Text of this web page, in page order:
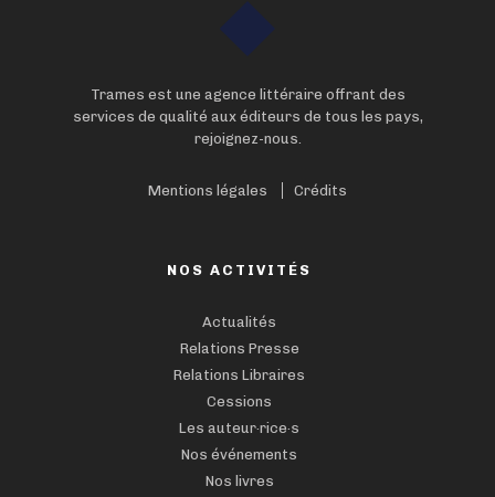
Trames est une agence littéraire offrant des
services de qualité aux éditeurs de tous les pays,
rejoignez-nous.
Mentions légales Crédits
NOS ACTIVITÉS
Actualités
Relations Presse
Relations Libraires
Cessions
Les auteur·rice·s
Nos événements
Nos livres